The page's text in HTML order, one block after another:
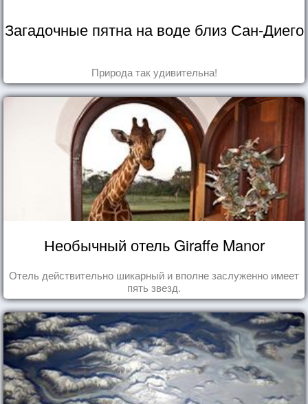
Загадочные пятна на воде близ Сан-Диего
Природа так удивительна!
Необычный отель Giraffe Manor
Отель действительно шикарный и вполне заслуженно имеет
пять звезд.